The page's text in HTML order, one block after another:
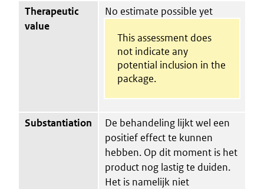
Therapeutic
value
No estimate possible yet
This assessment does
not indicate any
potential inclusion in the
package.
Substantiation
De behandeling lijkt wel een
positief effect te kunnen
hebben. Op dit moment is het
product nog lastig te duiden.
Het is namelijk niet